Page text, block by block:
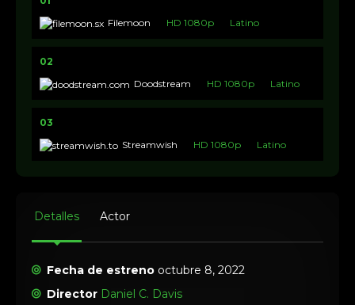
Filemoon
HD 1080p Latino
02
Doodstream
HD 1080p Latino
03
Streamwish
HD 1080p Latino
Detalles Actor
Fecha de estreno octubre 8, 2022
Director Daniel C. Davis